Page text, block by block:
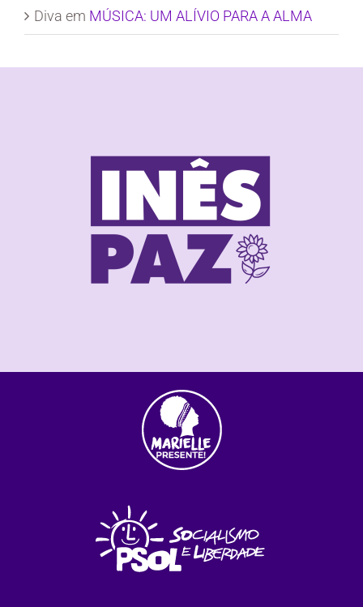
Diva em MÚSICA: UM ALÍVIO PARA A ALMA